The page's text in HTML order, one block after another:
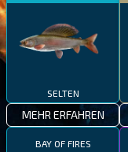
SELTEN
MEHR ERFAHREN
BAY OF FIRES